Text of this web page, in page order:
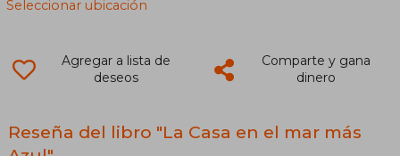
Seleccionar ubicación
Agregar a lista de
deseos
Comparte y gana
dinero
Reseña del libro "La Casa en el mar más